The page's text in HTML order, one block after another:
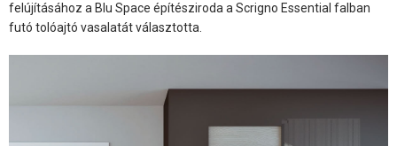
felújításához a Blu Space építésziroda a Scrigno Essential falban
futó tolóajtó vasalatát választotta.